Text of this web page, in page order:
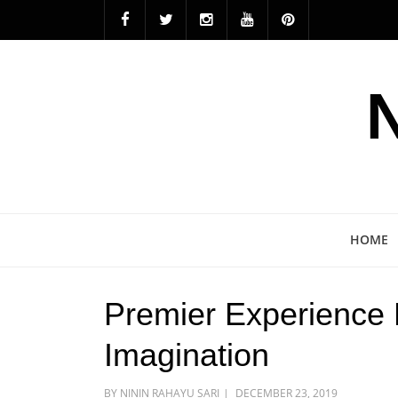
HOME
Premier Experience
Imagination
BY NININ RAHAYU SARI POSTED
DECEMBER 23, 2019